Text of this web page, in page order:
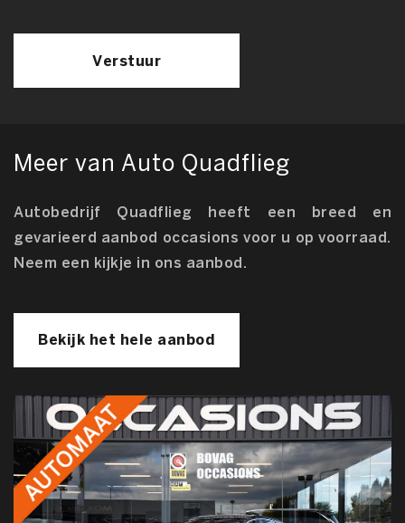
Verstuur
Meer van Auto Quadflieg
Autobedrijf Quadflieg heeft een breed en
gevarieerd aanbod occasions voor u op voorraad.
Neem een kijkje in ons aanbod.
Bekijk het hele aanbod